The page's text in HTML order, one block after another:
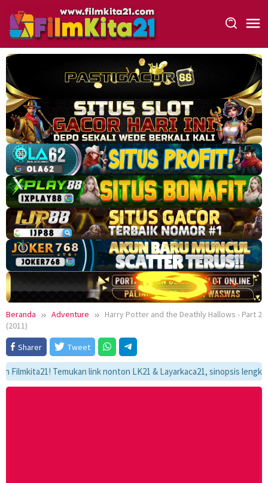
konten
Beranda Adventure
Harry Potter and the Deathly Hallows - Part 2
(2011)
Sharer
Tweet
Temukan link nonton LK21 & Layarkaca21, sinopsis